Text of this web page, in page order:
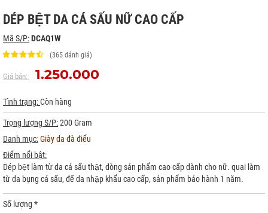
DÉP BỆT DA CÁ SẤU NỮ CAO CẤP
Mã S/P:DCAQ1W
(365 đánh giá)
Giá bán: 1.250.000
Tình trạng:Còn hàng
Trọng lượng S/P:200 Gram
Danh mục:Giày da đà điểu
Điểm nổi bật:
Dép bệt làm từ da cá sấu thật, dòng sản phẩm cao cấp dành cho nữ. quai làm
từ da bụng cá sấu, đế da nhập khẩu cao cấp, sản phẩm bảo hành 1 năm.
Số lượng *